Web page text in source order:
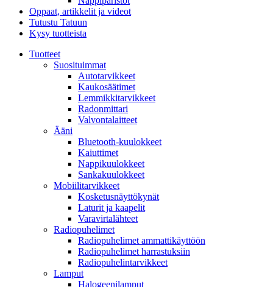
Oppaat, artikkelit ja videot
Tutustu Tatuun
Kysy tuotteista
Tuotteet
Suosituimmat
Autotarvikkeet
Kaukosäätimet
Lemmikkitarvikkeet
Radonmittari
Valvontalaitteet
Ääni
Bluetooth-kuulokkeet
Kaiuttimet
Nappikuulokkeet
Sankakuulokkeet
Mobiilitarvikkeet
Kosketusnäyttökynät
Laturit ja kaapelit
Varavirtalähteet
Radiopuhelimet
Radiopuhelimet ammattikäyttöön
Radiopuhelimet harrastuksiin
Radiopuhelintarvikkeet
Lamput
Halogeenilamput